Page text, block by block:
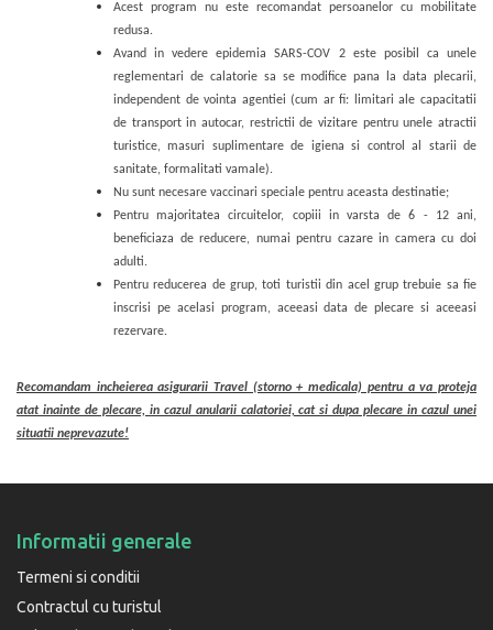
Acest program nu este recomandat persoanelor cu mobilitate
redusa.
Avand in vedere epidemia SARS-COV 2 este posibil ca unele
reglementari de calatorie sa se modifice pana la data plecarii,
independent de vointa agentiei (cum ar fi: limitari ale capacitatii
de transport in autocar, restrictii de vizitare pentru unele atractii
turistice, masuri suplimentare de igiena si control al starii de
sanitate, formalitati vamale).
Nu sunt necesare vaccinari speciale pentru aceasta destinatie;
Pentru majoritatea circuitelor, copiii in varsta de 6 - 12 ani,
beneficiaza de reducere, numai pentru cazare in camera cu doi
adulti.
Pentru reducerea de grup, toti turistii din acel grup trebuie sa fie
inscrisi pe acelasi program, aceeasi data de plecare si aceeasi
rezervare.
Recomandam incheierea asigurarii Travel (storno + medicala) pentru a va proteja
atat inainte de plecare, in cazul anularii calatoriei, cat si dupa plecare in cazul unei
situatii neprevazute!
Informatii generale
Termeni si conditii
Contractul cu turistul